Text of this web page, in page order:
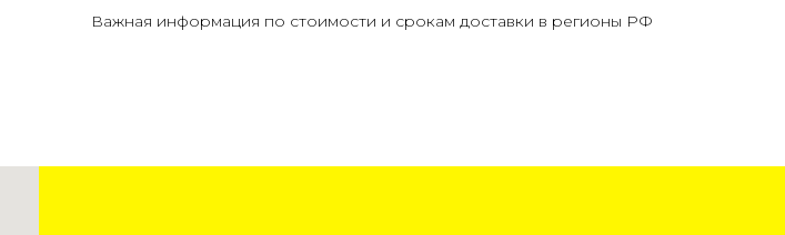
Важная информация по стоимости и срокам доставки в регионы РФ